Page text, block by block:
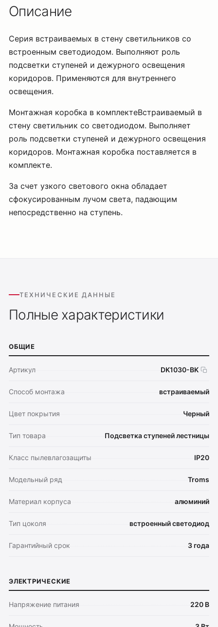
Описание
Серия встраиваемых в стену светильников со
встроенным светодиодом. Выполняют роль
подсветки ступеней и дежурного освещения
коридоров. Применяются для внутреннего
освещения.
Монтажная коробка в комплектеВстраиваемый в
стену светильник со светодиодом. Выполняет
роль подсветки ступеней и дежурного освещения
коридоров. Монтажная коробка поставляется в
комплекте.
За счет узкого светового окна обладает
сфокусированным лучом света, падающим
непосредственно на ступень.
ТЕХНИЧЕСКИЕ ДАННЫЕ
Полные характеристики
ОБЩИЕ
Артикул DK1030-BK
Способ монтажа встраиваемый
Цвет покрытия Черный
Тип товара Подсветка ступеней лестницы
Класс пылевлагозащиты IP20
Модельный ряд Troms
Материал корпуса алюминий
Тип цоколя встроенный светодиод
Гарантийный срок 3 года
ЭЛЕКТРИЧЕСКИЕ
Напряжение питания 220 В
Доставка